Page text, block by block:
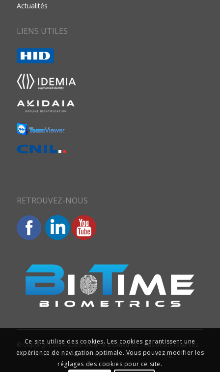
Actualités
LIENS UTILES
RETROUVEZ-NOUS
© Copyright 2014-2026. Biotime Biometrics. Tous droits réservés.
Conception du site et référencement : Iziweb Consulting
Ce site utilise des cookies. Les cookies garantissent une
expérience de navigation optimale. Vous pouvez modifier les
réglages des cookies pour ce site.